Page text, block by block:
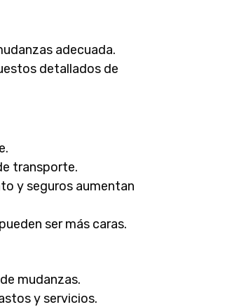
adecuada.
detallados de
transporte.
y seguros aumentan
ser más caras.
mudanzas.
y servicios.